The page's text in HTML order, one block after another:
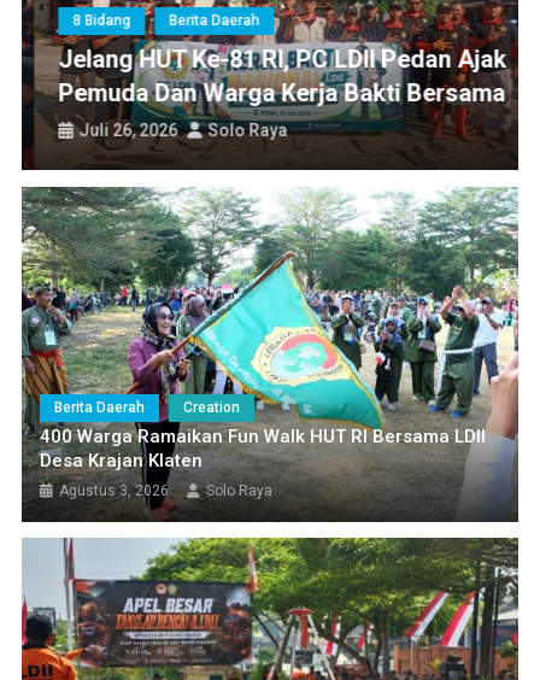
400 Warga Ramaikan Fun Walk HUT RI Bersama LDII Desa Krajan
Klaten
8 Bidang Berita Daerah
Jelang HUT Ke-81 RI, PC LDII Pedan Ajak
Pemuda Dan Warga Kerja Bakti Bersama
Juli 26, 2026 Solo Raya
Berita Daerah Creation
400 Warga Ramaikan Fun Walk HUT RI Bersama LDII
Desa Krajan Klaten
Agustus 3, 2026 Solo Raya